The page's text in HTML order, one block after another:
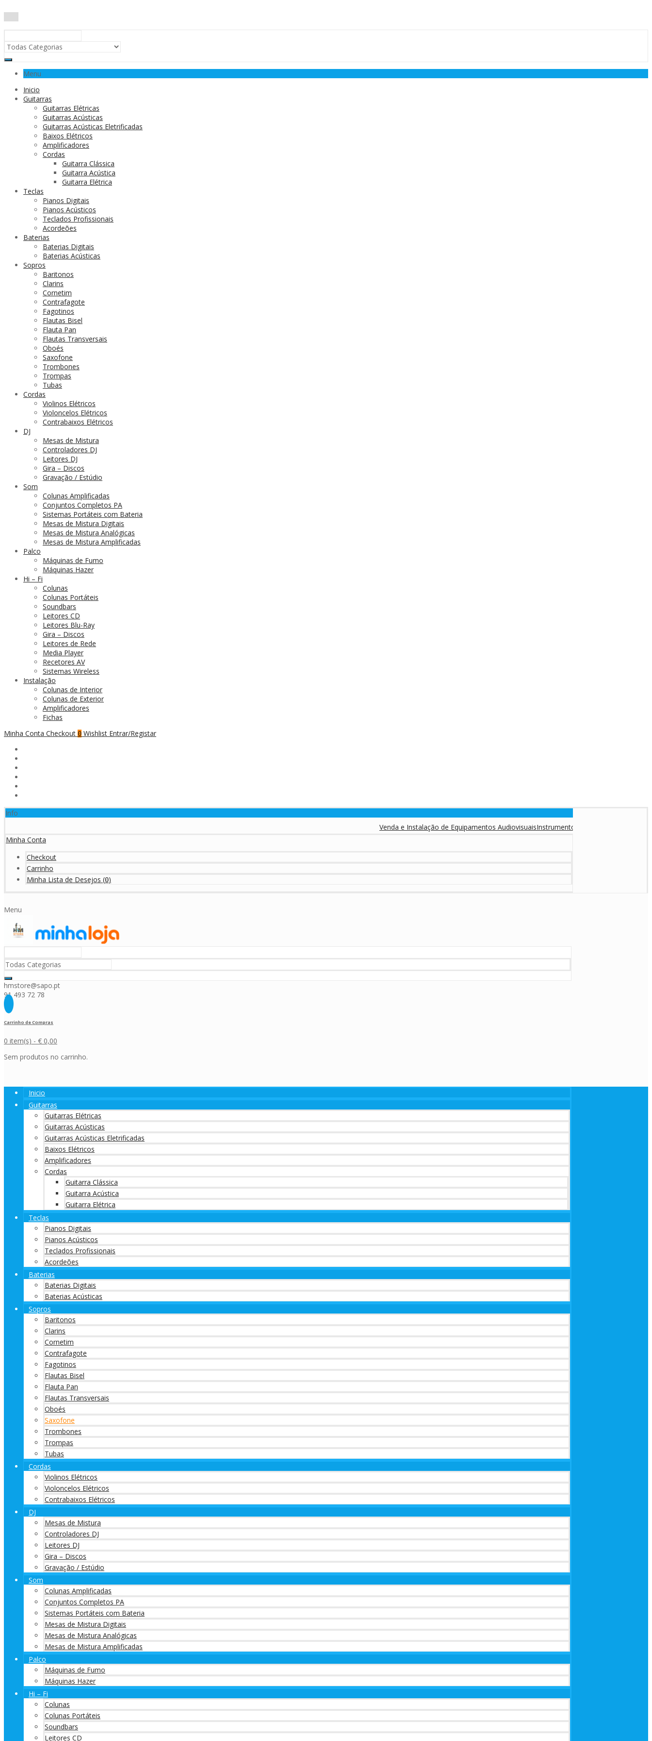
Menu
Inicio
Guitarras
Guitarras Elétricas
Guitarras Acústicas
Guitarras Acústicas Eletrificadas
Baixos Elétricos
Amplificadores
Cordas
Guitarra Clássica
Guitarra Acústica
Guitarra Elétrica
Teclas
Pianos Digitais
Pianos Acústicos
Teclados Profissionais
Acordeões
Baterias
Baterias Digitais
Baterias Acústicas
Sopros
Baritonos
Clarins
Cornetim
Contrafagote
Fagotinos
Flautas Bisel
Flauta Pan
Flautas Transversais
Oboés
Saxofone
Trombones
Trompas
Tubas
Cordas
Violinos Elétricos
Violoncelos Elétricos
Contrabaixos Elétricos
DJ
Mesas de Mistura
Controladores DJ
Leitores DJ
Gira – Discos
Gravação / Estúdio
Som
Colunas Amplificadas
Conjuntos Completos PA
Sistemas Portáteis com Bateria
Mesas de Mistura Digitais
Mesas de Mistura Analógicas
Mesas de Mistura Amplificadas
Palco
Máquinas de Fumo
Máquinas Hazer
Hi – Fi
Colunas
Colunas Portáteis
Soundbars
Leitores CD
Leitores Blu-Ray
Gira – Discos
Leitores de Rede
Media Player
Recetores AV
Sistemas Wireless
Instalação
Colunas de Interior
Colunas de Exterior
Amplificadores
Fichas
Minha Conta Checkout 0 Wishlist Entrar/Registar
Info
Venda e Instalação de Equipamentos AudiovisuaisInstrumentos Musicais
Minha Conta
Checkout
Carrinho
Minha Lista de Desejos (0)
Menu
hmstore@sapo.pt
91 493 72 78
Carrinho de Compras
0 item(s) - € 0,00
Sem produtos no carrinho.
Inicio
Guitarras
Guitarras Elétricas
Guitarras Acústicas
Guitarras Acústicas Eletrificadas
Baixos Elétricos
Amplificadores
Cordas
Guitarra Clássica
Guitarra Acústica
Guitarra Elétrica
Teclas
Pianos Digitais
Pianos Acústicos
Teclados Profissionais
Acordeões
Baterias
Baterias Digitais
Baterias Acústicas
Sopros
Baritonos
Clarins
Cornetim
Contrafagote
Fagotinos
Flautas Bisel
Flauta Pan
Flautas Transversais
Oboés
Saxofone
Trombones
Trompas
Tubas
Cordas
Violinos Elétricos
Violoncelos Elétricos
Contrabaixos Elétricos
DJ
Mesas de Mistura
Controladores DJ
Leitores DJ
Gira – Discos
Gravação / Estúdio
Som
Colunas Amplificadas
Conjuntos Completos PA
Sistemas Portáteis com Bateria
Mesas de Mistura Digitais
Mesas de Mistura Analógicas
Mesas de Mistura Amplificadas
Palco
Máquinas de Fumo
Máquinas Hazer
Hi – Fi
Colunas
Colunas Portáteis
Soundbars
Leitores CD